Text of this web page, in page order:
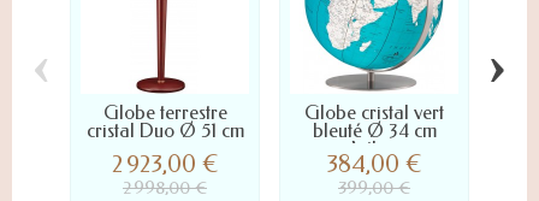
Globe terrestre
cristal Duo Ø 51 cm
2 923,00 €
2 998,00 €
Globe cristal vert
bleuté Ø 34 cm
Artline
384,00 €
399,00 €
‹ ›